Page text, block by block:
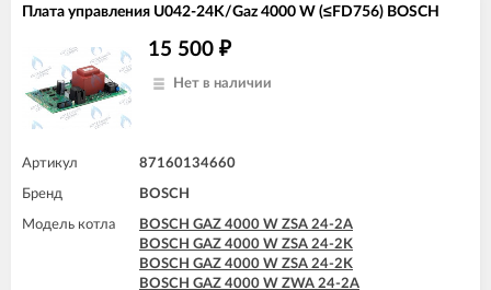
Плата управления U042-24K/Gaz 4000 W (≤FD756) BOSCH
15 500 ₽
Нет в наличии
Артикул 87160134660
Бренд BOSCH
Модель котла
BOSCH GAZ 4000 W ZSA 24-2A
BOSCH GAZ 4000 W ZSA 24-2K
BOSCH GAZ 4000 W ZSA 24-2K
BOSCH GAZ 4000 W ZWA 24-2A